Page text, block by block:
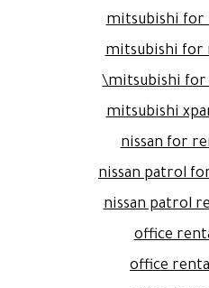
mitsubishi for
mitsubishi for
mitsubishi for
mitsubishi
nissan for
nissan patrol
nissan patrol
office
office